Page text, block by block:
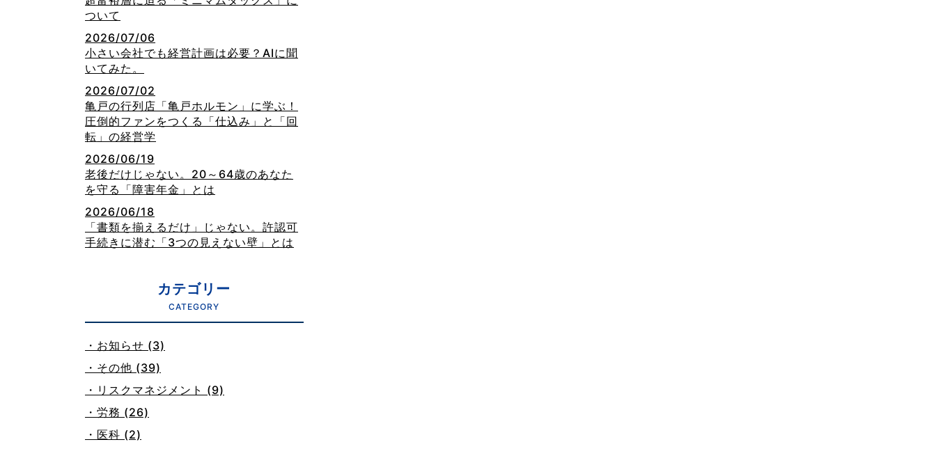
ついて
2026/07/06
小さい会社でも経営計画は必要？AIに聞
いてみた。
2026/07/02
亀戸の行列店「亀戸ホルモン」に学ぶ！
圧倒的ファンをつくる「仕込み」と「回
転」の経営学
2026/06/19
老後だけじゃない。20～64歳のあなた
を守る「障害年金」とは
2026/06/18
「書類を揃えるだけ」じゃない。許認可
手続きに潜む「3つの見えない壁」とは
カテゴリー
CATEGORY
・お知らせ (3)
・その他 (39)
・リスクマネジメント (9)
・労務 (26)
・医科 (2)